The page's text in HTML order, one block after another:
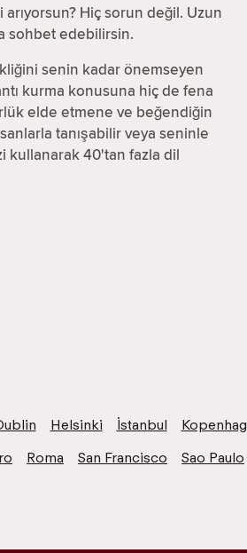
Hiç sorun değil. Uzun
sohbet edebilirsin.
senin kadar önemseyen
kurma konusuna hiç de fena
elde etmene ve beğendiğin
tanışabilir veya seninle
kullanarak 40'tan fazla dil
Helsinki İstanbul
Kopenhag
Roma San Francisco Sao Paulo